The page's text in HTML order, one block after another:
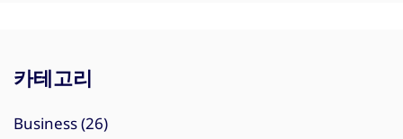
카테고리
Business(26)